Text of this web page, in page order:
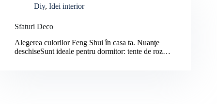
Diy, Idei interior
Sfaturi Deco
Alegerea culorilor Feng Shui în casa ta. Nuanţe
deschiseSunt ideale pentru dormitor: tente de roz…